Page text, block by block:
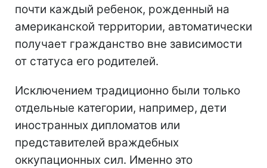
почти каждый ребенок, рожденный на
американской территории, автоматически
получает гражданство вне зависимости
от статуса его родителей.
Исключением традиционно были только
отдельные категории, например, дети
иностранных дипломатов или
представителей враждебных
оккупационных сил. Именно это